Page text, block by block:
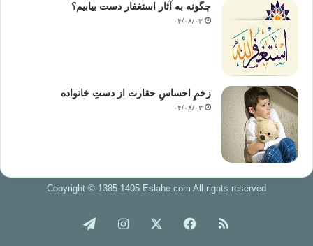
چگونه به آثار استغفار دست بیابیم؟
۰۴/۰۸/۰۳
زخمِ احساسِ حقارت از دستِ خانواده
۰۴/۰۸/۰۳
Copyright © 1385-1405 Eslahe.com All rights reserved
خوراک فیس اینستاگرام